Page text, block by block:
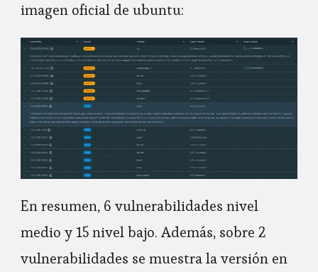
imagen oficial de ubuntu:
En resumen, 6 vulnerabilidades nivel
medio y 15 nivel bajo. Además, sobre 2
vulnerabilidades se muestra la versión en